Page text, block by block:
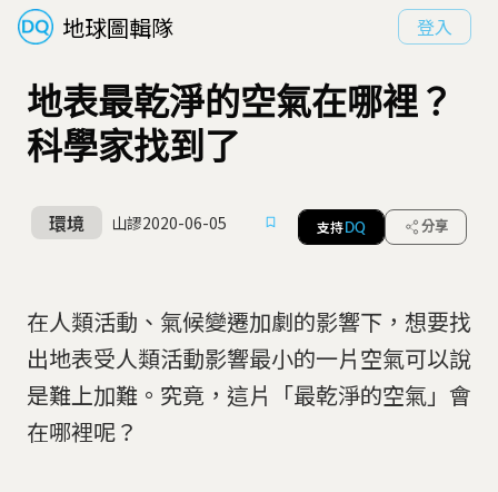
地球圖輯隊 登入
地表最乾淨的空氣在哪裡？
科學家找到了
環境 山謬2020-06-05 支持 DQ 分享
在人類活動、氣候變遷加劇的影響下，想要找
出地表受人類活動影響最小的一片空氣可以說
是難上加難。究竟，這片「最乾淨的空氣」會
在哪裡呢？